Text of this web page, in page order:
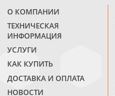
О КОМПАНИИ
ТЕХНИЧЕСКАЯ
ИНФОРМАЦИЯ
УСЛУГИ
КАК КУПИТЬ
ДОСТАВКА И ОПЛАТА
НОВОСТИ